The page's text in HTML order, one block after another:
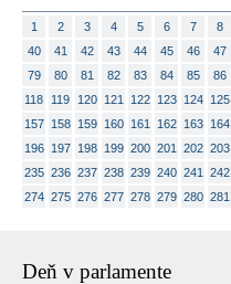
1 2 3 4 5 6 7 8
40
41 42 43 44 45 46 47
79
80 81 82 83 84 85 86
118
119 120 121 122 123 124 125
157
158 159 160 161 162 163 164
196
197 198 199 200 201 202 203
235 236 237 238 239 240 241 242
274 275 276 277 278 279 280 281
Deň v parlamente